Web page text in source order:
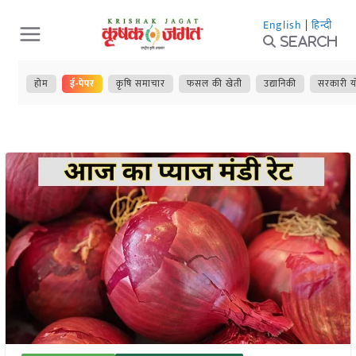
Skip
to
content
English | हिन्दी
Search
होम ई-पेपर कृषि समाचार फसल की खेती उद्यानिकी सरकारी